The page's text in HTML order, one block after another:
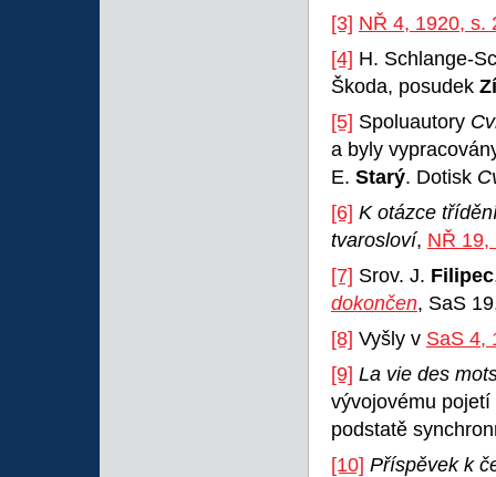
[3] NŘ 4, 1920,
[4] H. Schlange-
Škoda, posudek
[5] Spoluautory
a byly
E. Starý. Dotisk
[6] K otázce
tvarosloví, NŘ
[7] Srov. J. Filipec
dokončen, SaS
[8] Vyšly v SaS 4,
[9] La vie des
vývojovému
podstatě
[10] Příspěvek k